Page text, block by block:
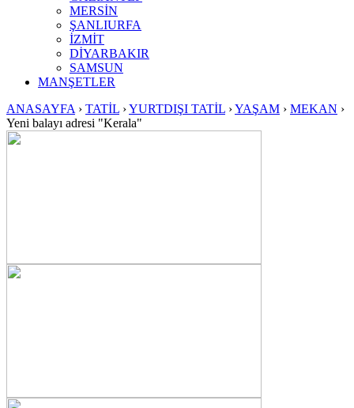
MERSİN
ŞANLIURFA
İZMİT
DİYARBAKIR
SAMSUN
MANŞETLER
ANASAYFA › TATİL ›YURTDIŞI TATİL ›YAŞAM › MEKAN ›
Yeni balayı adresi "Kerala"